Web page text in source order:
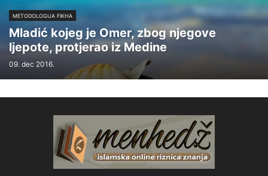
METODOLOGIJA FIKHA
Mladić kojeg je Omer, zbog njegove
ljepote, protjerao iz Medine
09. dec 2016.